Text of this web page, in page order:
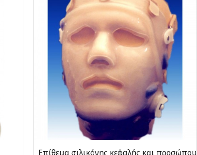
Επίθεμα σιλικόνης κεφαλής και προσώπου